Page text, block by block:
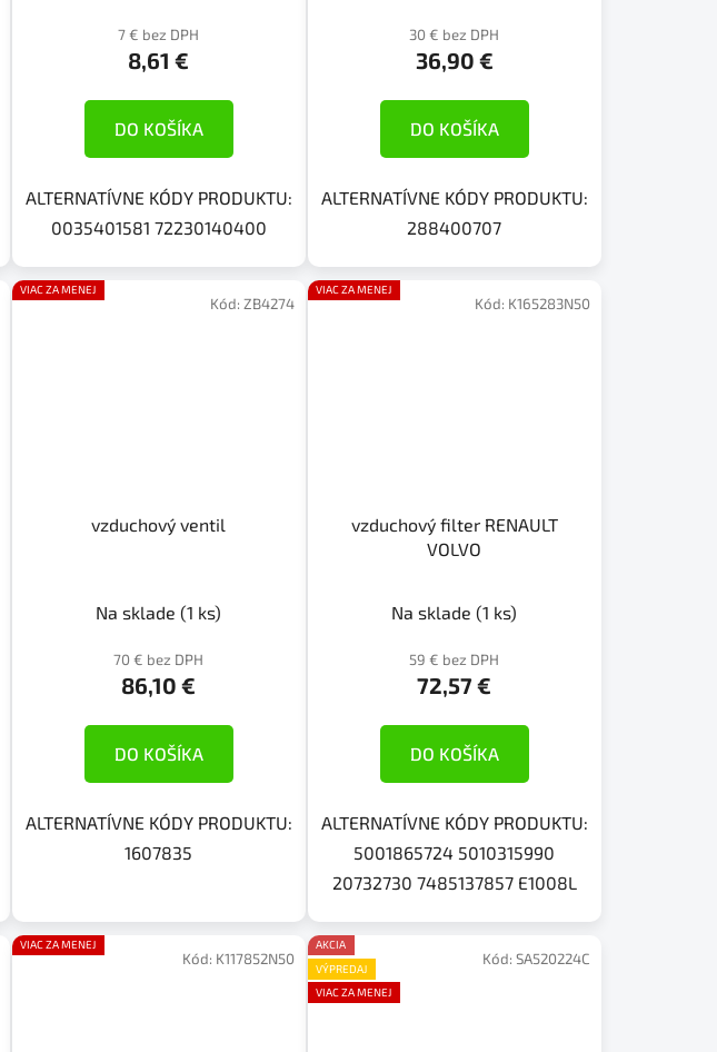
7 € bez DPH
8,61 €
DO KOŠÍKA
ALTERNATÍVNE KÓDY PRODUKTU:
0035401581 72230140400
30 € bez DPH
36,90 €
DO KOŠÍKA
ALTERNATÍVNE KÓDY PRODUKTU:
288400707
VIAC ZA MENEJ
vzduchový ventil
Na sklade(1 ks)
70 € bez DPH
86,10 €
DO KOŠÍKA
ALTERNATÍVNE KÓDY PRODUKTU:
1607835
Kód: ZB4274
VIAC ZA MENEJ
vzduchový filter RENAULT
VOLVO
Na sklade(1 ks)
59 € bez DPH
72,57 €
DO KOŠÍKA
ALTERNATÍVNE KÓDY PRODUKTU:
5001865724 5010315990
20732730 7485137857 E1008L
Kód: K165283N50
VIAC ZA MENEJ
Kód: K117852N50
AKCIA
VÝPREDAJ
VIAC ZA MENEJ
Kód: SA520224C